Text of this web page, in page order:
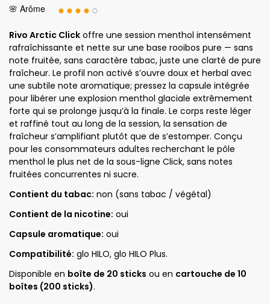
🌸 Arôme ●●●●○
Rivo Arctic Click offre une session menthol intensément
rafraîchissante et nette sur une base rooibos pure — sans
note fruitée, sans caractère tabac, juste une clarté de pure
fraîcheur. Le profil non activé s’ouvre doux et herbal avec
une subtile note aromatique; pressez la capsule intégrée
pour libérer une explosion menthol glaciale extrêmement
forte qui se prolonge jusqu’à la finale. Le corps reste léger
et raffiné tout au long de la session, la sensation de
fraîcheur s’amplifiant plutôt que de s’estomper. Conçu
pour les consommateurs adultes recherchant le pôle
menthol le plus net de la sous-ligne Click, sans notes
fruitées concurrentes ni sucre.
Contient du tabac: non (sans tabac / végétal)
Contient de la nicotine: oui
Capsule aromatique: oui
Compatibilité: glo HILO, glo HILO Plus.
Disponible en boîte de 20 sticks ou en cartouche de 10
boîtes (200 sticks).